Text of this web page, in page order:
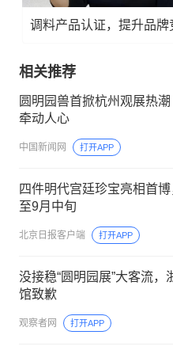
调料产品认证，提升品牌
相关推荐
圆明园兽首掀杭州观展热潮 “国宝”回归
牵动人心
中国新闻网 打开APP
四件明代宫廷珍宝亮相首
至9月中旬
北京日报客户端 打开APP
没接稳“圆明园展”大客流，
馆致歉
观察者网 打开APP